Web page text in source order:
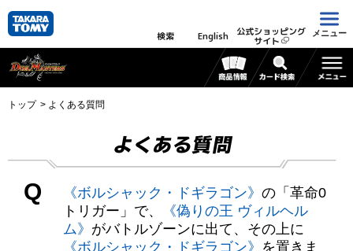
検索 English 公式ショッピング
サイト
メニュー
トップ よくある質問
よくある質問
Q 《ボルシャック・ドギラゴン》 の「革命0
トリガー」で、
《偽りの王 ヴィルヘル
ム》 がバトルゾーンに出て、その上に
《ボルシャック・ドギラゴン》 を置きま